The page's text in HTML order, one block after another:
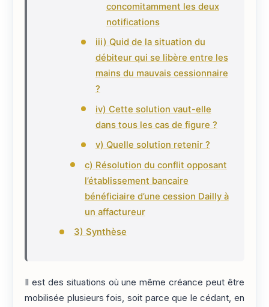
concomitamment les deux
notifications
iii) Quid de la situation du
débiteur qui se libère entre les
mains du mauvais cessionnaire
?
iv) Cette solution vaut-elle
dans tous les cas de figure ?
v) Quelle solution retenir ?
c) Résolution du conflit opposant
l’établissement bancaire
bénéficiaire d’une cession Dailly à
un affactureur
3) Synthèse
Il est des situations où une même créance peut être
mobilisée plusieurs fois, soit parce que le cédant, en